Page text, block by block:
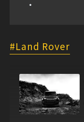
Land Rover